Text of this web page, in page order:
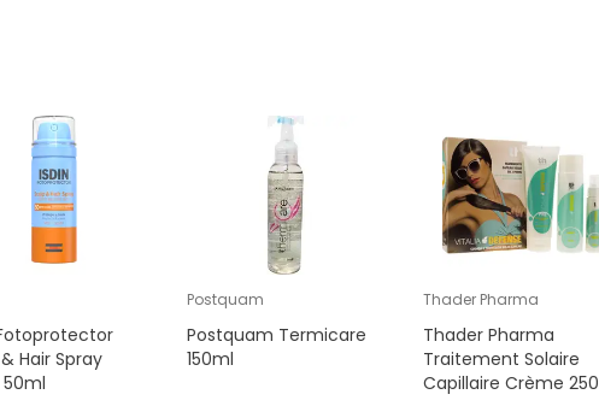
Hair Spray
50ml
Postquam
Postquam Termicare
150ml
Thader Pharma
Thader Pharma
Traitement Solaire
Capillaire Crème 250